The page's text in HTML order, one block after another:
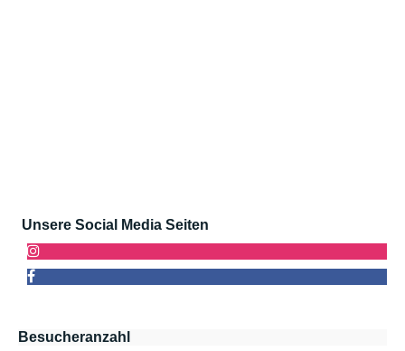
Unsere Social Media Seiten
Besucheranzahl